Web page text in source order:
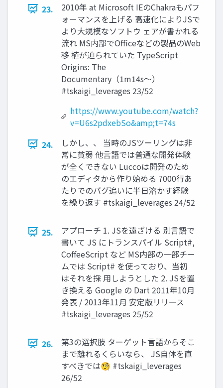
23.
2010年 at Microsoft IEのChakraもパフ
ォーマンスを上げる 高速化によりJSで
より大規模なソフトウ ェアが書かれる
流れ MS内部でOfficeなどの製品のWeb
移 植が迫られていた TypeScript
Origins: The
Documentary（1m14s〜）
#tskaigi_leverages 23/52
https://www.youtube.com/watch?
v=U6s2pdxebSo&amp;t=74s
24.
しかし、、 当時のJSツーリングは非
常に貧弱 他言語では普通な開発体験
が全くできない Luccoは開発のため
のエディタから作り始める 7000行あ
たりでのバグ追いに半日溶かす経験
を繰り返す #tskaigi_leverages 24/52
25.
アプローチ 1. JSを遠ざける 別言語で
書いて JS にトランスパイル Script#,
CoffeeScript など MS内部の一部チー
ムでは Script# を使っており、当初
はそれを採 用しようとした 2. JSを置
き換える Google の Dart 2011年10月
発表 / 2013年11月 安定版リリース
#tskaigi_leverages 25/52
26.
第3の選択肢 ターゲット言語からそこ
まで離れるくらいなら、 JS自体を直
すべきでは🧐 #tskaigi_leverages
26/52